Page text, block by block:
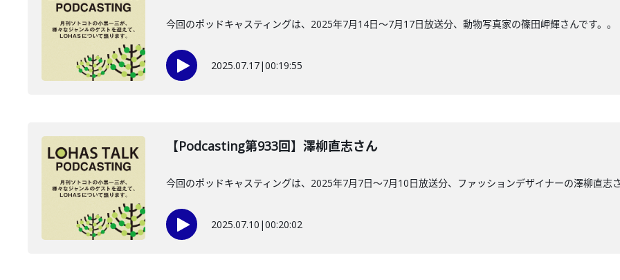
今回のポッドキャスティングは、2025年7月14日〜7月17日放送分、動物写真家の篠田岬輝さんです。。
2025.07.17|00:19:55
【Podcasting第933回】澤柳直志さん
今回のポッドキャスティングは、2025年7月7日～7月10日放送分、ファッションデザイナーの澤柳直志さ
2025.07.10 |00:20:02